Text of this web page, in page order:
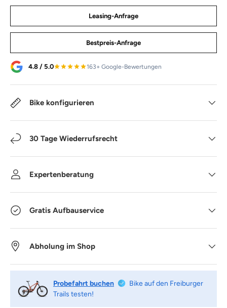
Leasing-Anfrage
Bestpreis-Anfrage
4.8 / 5.0 163+ Google-Bewertungen
Bike konfigurieren
30 Tage Wiederrufsrecht
Expertenberatung
Gratis Aufbauservice
Abholung im Shop
Probefahrt buchen
Bike auf den Freiburger
Trails testen!